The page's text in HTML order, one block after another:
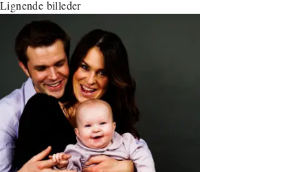
Lignende billeder